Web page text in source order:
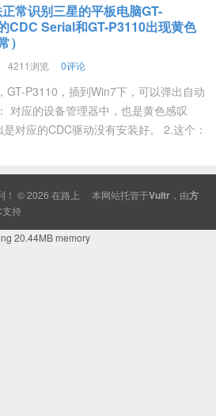
常识别三星的平板电脑GT-
CDC Serial和GT-P3110出现黄色
）
4211浏览 0评论
GT-P3110，插到Win7下，可以弹出自动
对应的设备管理器中，也是黄色感叹
对应的CDC驱动没有安装好。 2.这个：
© 2026 在路上 本网站托管于Vultr ，由方
支持
20.44MB memory